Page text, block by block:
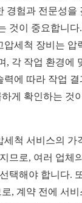
경험과 전문성을
것이 중요합니다
압세척 장비는 압
, 각 작업 환경에
력에 따라 작업 결
게 확인하는 것
세척 서비스의 가
므로, 여러 업체
택해야 합니다.
, 계약 전에 서비